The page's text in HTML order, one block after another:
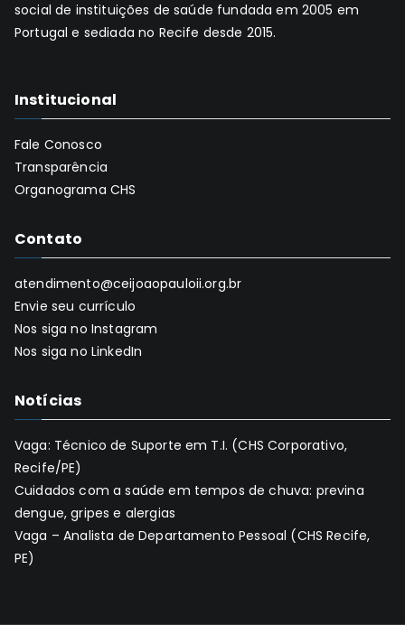
social de instituições de saúde fundada em 2005 em
Portugal e sediada no Recife desde 2015.
Institucional
Fale Conosco
Transparência
Organograma CHS
Contato
atendimento@ceijoaopauloii.org.br
Envie seu currículo
Nos siga no Instagram
Nos siga no LinkedIn
Notícias
Vaga: Técnico de Suporte em T.I. (CHS Corporativo,
Recife/PE)
Cuidados com a saúde em tempos de chuva: previna
dengue, gripes e alergias
Vaga – Analista de Departamento Pessoal (CHS Recife,
PE)